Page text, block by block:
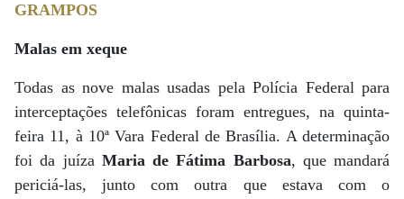
GRAMPOS
Malas em xeque
Todas as nove malas usadas pela Polícia Federal para
interceptações telefônicas foram entregues, na quinta-
feira 11, à 10ª Vara Federal de Brasília. A determinação
foi da juíza Maria de Fátima Barbosa, que mandará
periciá-las, junto com outra que estava com o